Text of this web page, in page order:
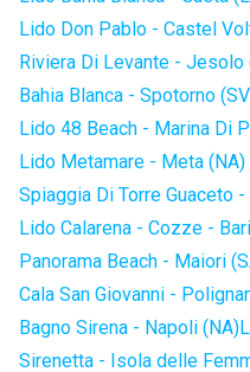
Lido Don Pablo - Castel
Riviera Di Levante - Jesolo
Bahia Blanca - Spotorno
Lido 48 Beach - Marina Di
Lido Metamare - Meta (NA)
Spiaggia Di Torre Guaceto
Lido Calarena - Cozze -
Panorama Beach - Maiori
Cala San Giovanni -
Bagno Sirena - Napoli (NA)
Sirenetta - Isola delle